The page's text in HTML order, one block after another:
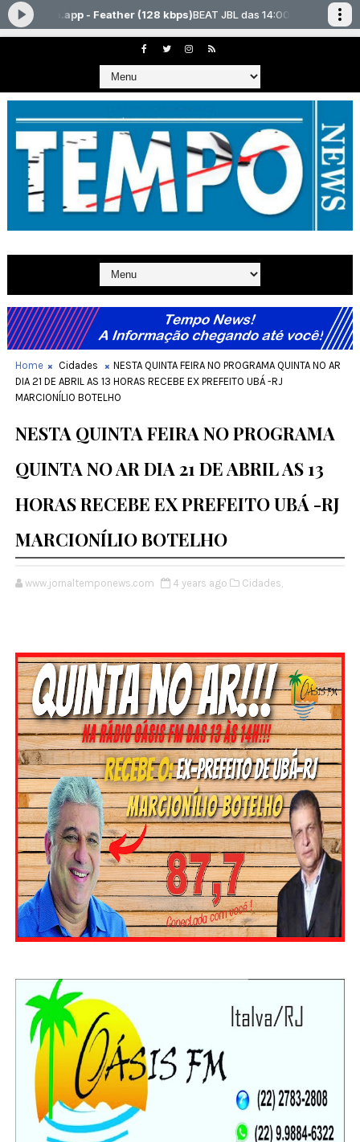
Home Cidades
NESTA QUINTA FEIRA NO PROGRAMA QUINTA NO AR
DIA 21 DE ABRIL AS 13 HORAS RECEBE EX PREFEITO UBÁ -RJ
MARCIONÍLIO BOTELHO
NESTA QUINTA FEIRA NO PROGRAMA
QUINTA NO AR DIA 21 DE ABRIL AS 13
HORAS RECEBE EX PREFEITO UBÁ -RJ
MARCIONÍLIO BOTELHO
www.jornaltemponews.com 4 years ago Cidades,